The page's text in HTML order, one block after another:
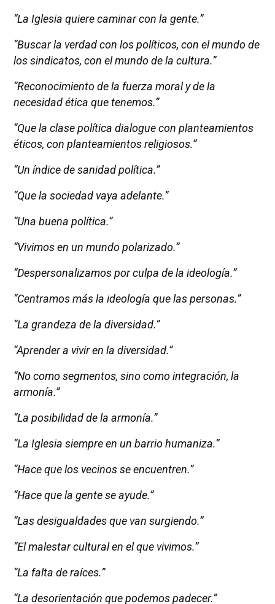
“La Iglesia quiere caminar con la gente.”
“Buscar la verdad con los políticos, con el mundo de
los sindicatos, con el mundo de la cultura.”
“Reconocimiento de la fuerza moral y de la
necesidad ética que tenemos.”
“Que la clase política dialogue con planteamientos
éticos, con planteamientos religiosos.”
“Un índice de sanidad política.”
“Que la sociedad vaya adelante.”
“Una buena política.”
“Vivimos en un mundo polarizado.”
“Despersonalizamos por culpa de la ideología.”
“Centramos más la ideología que las personas.”
“La grandeza de la diversidad.”
“Aprender a vivir en la diversidad.”
“No como segmentos, sino como integración, la
armonía.”
“La posibilidad de la armonía.”
“La Iglesia siempre en un barrio humaniza.”
“Hace que los vecinos se encuentren.”
“Hace que la gente se ayude.”
“Las desigualdades que van surgiendo.”
“El malestar cultural en el que vivimos.”
“La falta de raíces.”
“La desorientación que podemos padecer.”